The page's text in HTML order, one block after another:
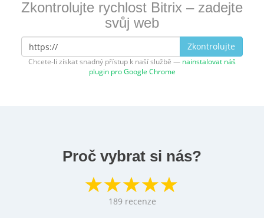
Zkontrolujte rychlost Bitrix – zadejte
svůj web
Zkontrolujte
Chcete-li získat snadný přístup k naší službě — nainstalovat náš
plugin pro Google Chrome
Proč vybrat si nás?
189 recenze